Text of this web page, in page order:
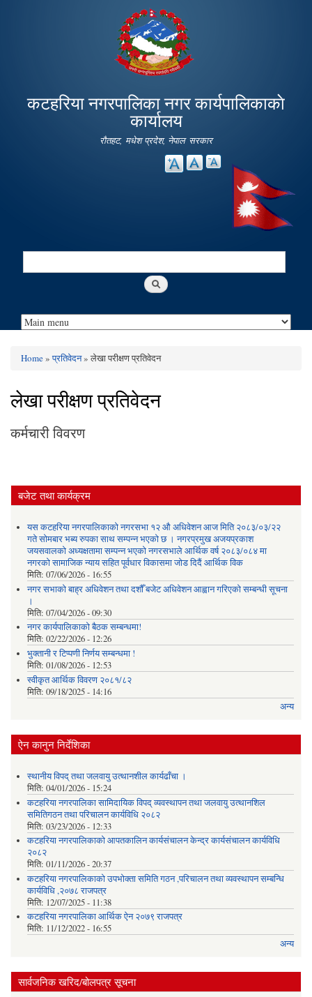
main
content
कटहरिया नगरपालिका नगर कार्यपालिकाकाे
कार्यालय
रौतहट, मधेश प्रदेश, नेपाल सरकार
Search
You are here
Home»प्रतिवेदन» लेखा परीक्षण प्रतिवेदन
लेखा परीक्षण प्रतिवेदन
कर्मचारी विवरण
बजेट तथा कार्यक्रम
यस कटहरिया नगरपालिकाको नगरसभा १२ औ अधिवेशन आज मिति २०८३/०३/२२
गते सोमबार भब्य रुपका साथ सम्पन्न भएको छ । नगरप्रमुख अजयप्रकाश
जयसवालको अध्यक्षतामा सम्पन्न भएको नगरसभाले आर्थिक वर्ष २०८३/०८४ मा
नगरको सामाजिक न्याय सहित पूर्वधार विकासमा जोड दिदैं आर्थिक विक
मिति: 07/06/2026 - 16:55
नगर सभाको बाह्र अधिवेशन तथा दशौँ बजेट अधिवेशन आह्वान गरिएको सम्बन्धी सूचना
।
मिति: 07/04/2026 - 09:30
नगर कार्यपालिकाको बैठक सम्बन्धमा!
मिति: 02/22/2026 - 12:26
भुक्तानी र टिप्पणी निर्णय सम्बन्धमा !
मिति: 01/08/2026 - 12:53
स्वीकृत आर्थिक विवरण २०८१/८२
मिति: 09/18/2025 - 14:16
अन्य
ऐन कानुन निर्देशिका
स्थानीय विपद् तथा जलवायु उत्थानशील कार्यढाँचा ।
मिति: 04/01/2026 - 15:24
कटहरिया नगरपालिका सामिदायिक विपद् व्यवस्थापन तथा जलवायु उत्थानशिल
समितिगठन तथा परिचालन कार्यविधि २०८२
मिति: 03/23/2026 - 12:33
कटहरिया नगरपालिकाको आपतकालिन कार्यसंचालन केन्द्र कार्यसंचालन कार्यविधि
२०८२
मिति: 01/11/2026 - 20:37
कटहरिया नगरपालिकाको उपभोक्ता समिति गठन ,परिचालन तथा व्यवस्थापन सम्बन्धि
कार्यविधि ,२०७८ राजपत्र
मिति: 12/07/2025 - 11:38
कटहरिया नगरपालिका आर्थिक ऐन २०७९ राजपत्र
मिति: 11/12/2022 - 16:55
अन्य
सार्वजनिक खरिद/बोलपत्र सूचना